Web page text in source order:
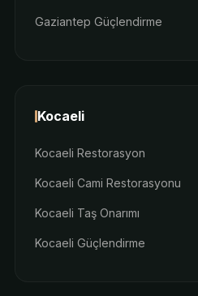
Gaziantep Güçlendirme
Kocaeli
Kocaeli Restorasyon
Kocaeli Cami Restorasyonu
Kocaeli Taş Onarımı
Kocaeli Güçlendirme